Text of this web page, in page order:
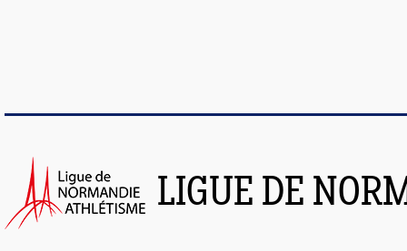
LIGUE DE